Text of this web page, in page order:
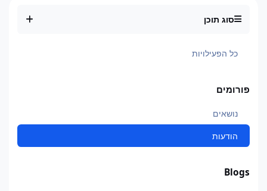
סוג תוכן
כל הפעילויות
פורומים
נושאים
הודעות
Blogs